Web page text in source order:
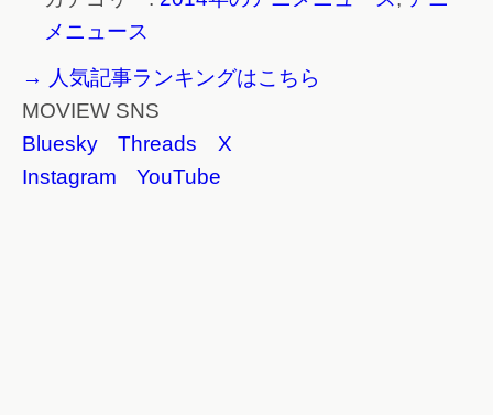
メニュース
→ 人気記事ランキングはこちら
MOVIEW SNS
Bluesky
Threads
X
Instagram
YouTube